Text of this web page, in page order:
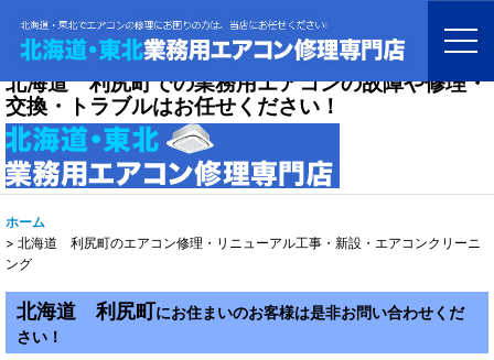
北海道 利尻町での業務用エアコンの故障や修理・
交換・トラブルはお任せください！
ホーム
> 北海道 利尻町のエアコン修理・リニューアル工事・新設・エアコンクリーニ
ング
北海道 利尻町にお住まいのお客様は是非お問い合わせくだ
さい！